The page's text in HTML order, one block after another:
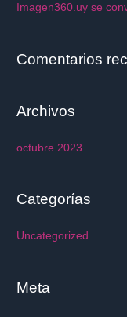
Imagen360.uy se
Comentarios
Archivos
octubre 2023
Categorías
Uncategorized
Meta